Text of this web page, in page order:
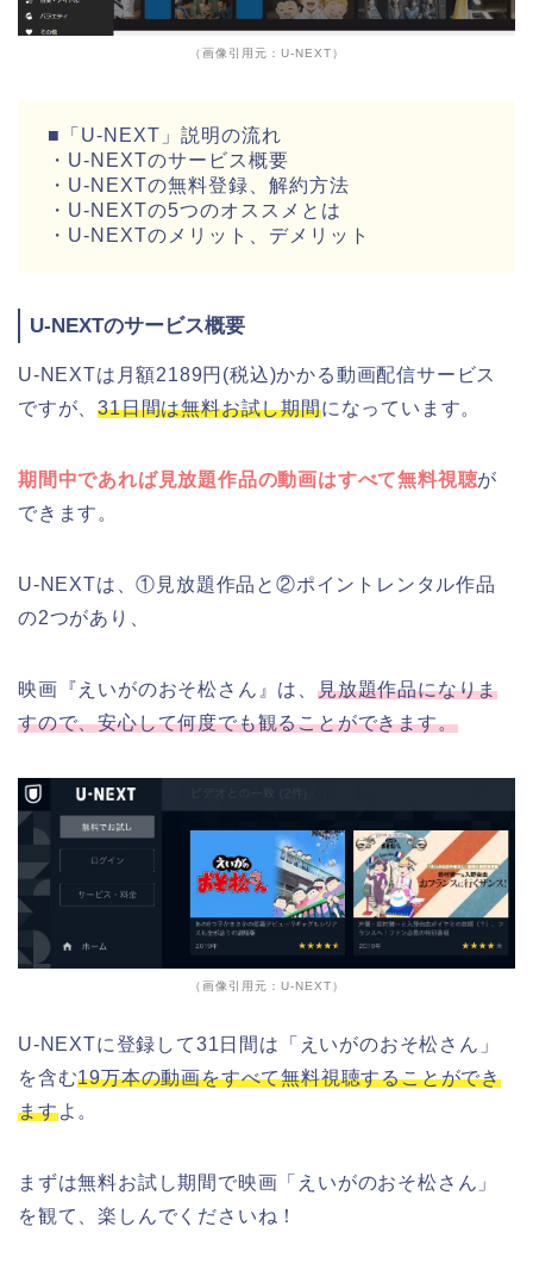
（画像引用元：U-NEXT）
■「U-NEXT」説明の流れ
・U-NEXTのサービス概要
・U-NEXTの無料登録、解約方法
・U-NEXTの5つのオススメとは
・U-NEXTのメリット、デメリット
U-NEXTのサービス概要
U-NEXTは月額2189円(税込)かかる動画配信サービス
ですが、31日間は無料お試し期間になっています。
期間中であれば見放題作品の動画はすべて無料視聴が
できます。
U-NEXTは、①見放題作品と②ポイントレンタル作品
の2つがあり、
映画『えいがのおそ松さん』は、 見放題作品になりま
すので、安心して何度でも観ることができます。
（画像引用元：U-NEXT）
U-NEXTに登録して31日間は「えいがのおそ松さん」
を含む19万本の動画をすべて無料視聴することができ
ますよ。
まずは無料お試し期間で映画「えいがのおそ松さん」
を観て、楽しんでくださいね！